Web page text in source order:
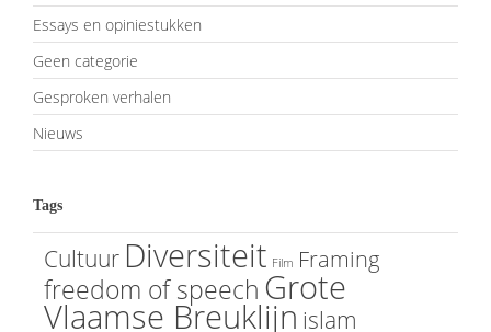
Essays en opiniestukken
Geen categorie
Gesproken verhalen
Nieuws
Tags
Cultuur Diversiteit Film Framing
freedom of speech Grote
Vlaamse Breuklijn islam